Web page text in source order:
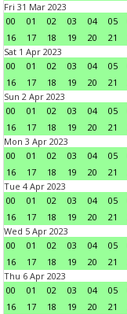
Fri 31 Mar 2023
00
01 02 03 04 05
16
17 18 19 20 21
Sat 1 Apr 2023
00
01 02 03 04 05
16
17 18 19 20 21
Sun 2 Apr 2023
00
01 02 03 04 05
16
17 18 19 20 21
Mon 3 Apr 2023
00
01 02 03 04 05
16
17 18 19 20 21
Tue 4 Apr 2023
00
01 02 03 04 05
16
17 18 19 20 21
Wed 5 Apr 2023
00
01 02 03 04 05
16
17 18 19 20 21
Thu 6 Apr 2023
00
01 02 03 04 05
16
17 18 19 20 21